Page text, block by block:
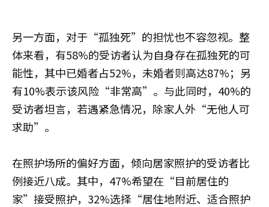
另一方面，对于“孤独死”的担忧也不容忽视。整
体来看，有58%的受访者认为自身存在孤独死的可
能性，其中已婚者占52%，未婚者则高达87%；另
有10%表示该风险“非常高”。与此同时，40%的
受访者坦言，若遇紧急情况，除家人外“无他人可
求助”。
在照护场所的偏好方面，倾向居家照护的受访者比
例接近八成。其中，47%希望在“目前居住的
家”接受照护，32%选择“居住地附近、适合照护